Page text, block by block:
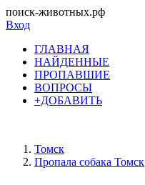
поиск-животных.рф
Вход
ГЛАВНАЯ
НАЙДЕННЫЕ
ПРОПАВШИЕ
ВОПРОСЫ
+ДОБАВИТЬ
Томск
Пропала собака Томск